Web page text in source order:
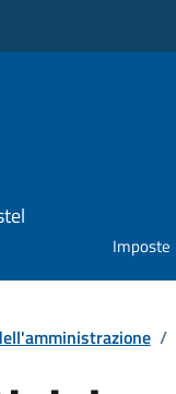
Imposte
/